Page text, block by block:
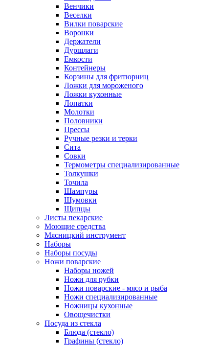
Венчики
Веселки
Вилки поварские
Воронки
Держатели
Дуршлаги
Емкости
Контейнеры
Корзины для фритюрниц
Ложки для мороженого
Ложки кухонные
Лопатки
Молотки
Половники
Прессы
Ручные резки и терки
Сита
Совки
Термометры специализированные
Толкушки
Точила
Шампуры
Шумовки
Щипцы
Листы пекарские
Моющие средства
Мясницкий инструмент
Наборы
Наборы посуды
Ножи поварские
Наборы ножей
Ножи для рубки
Ножи поварские - мясо и рыба
Ножи специализированные
Ножницы кухонные
Овощечистки
Посуда из стекла
Блюда (стекло)
Графины (стекло)